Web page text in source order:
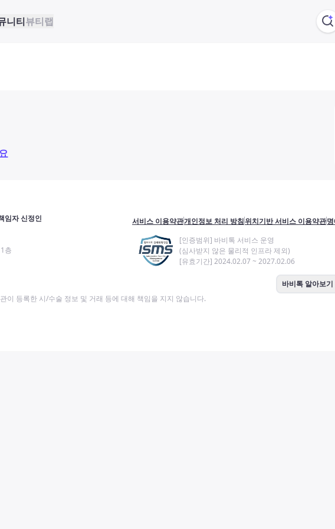
니티뷰티랩
임자 신정인
층
서비스 이용약관개인정보 처리 방침위치기반 서비스 이용약관
[인증범위] 바비톡 서비스 운영
(심사받지 않은 물리적 인프라 제외)
[유효기간] 2024.02.07 ~ 2027.02.06
바비톡 알아보기
이 등록한 시/수술 정보 및 거래 등에 대해 책임을 지지 않습니다.